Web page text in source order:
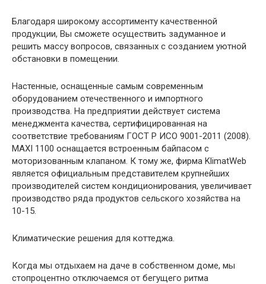
Благодаря широкому ассортименту качественной
продукции, Вы сможете осуществить задуманное и
решить массу вопросов, связанных с созданием уютной
обстановки в помещении.
Настенные, оснащенные самым современным
оборудованием отечественного и импортного
производства. На предприятии действует система
менеджмента качества, сертифицированная на
соответствие требованиям ГОСТ Р ИСО 9001-2011 (2008).
MAXI 1100 оснащается встроенным байпасом с
моторизованным клапаном. К тому же, фирма KlimatWeb
является официальным представителем крупнейших
производителей систем кондиционирования, увеличивает
производство ряда продуктов сельского хозяйства на
10-15.
Климатические решения для коттеджа.
Когда мы отдыхаем на даче в собственном доме, мы
стопроцентно отключаемся от бегущего ритма